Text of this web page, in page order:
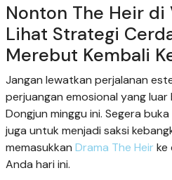
Nonton The Heir
Lihat Strategi
Merebut Kembali
Jangan lewatkan perjalanan
perjuangan emosional yang luar
Dongjun minggu ini. Segera
juga untuk menjadi saksi
memasukkan Drama The Heirke
Anda hari ini.